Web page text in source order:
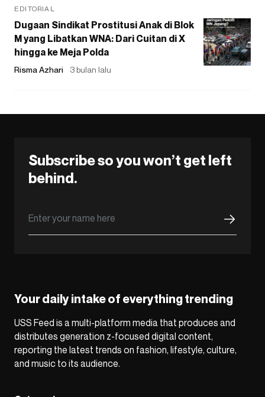
EDITORIAL
Dugaan Sindikat Prostitusi Anak di Blok
M yang Libatkan WNA: Dari Cuitan di X
hingga ke Meja Polda
Risma Azhari 3 bulan lalu
Subscribe so you won’t get left
behind.
Your daily intake of everything trending
USS Feed is a multi-platform media that produces and
distributes generation z-focused digital content,
reporting the latest trends on fashion, lifestyle, culture,
and music to its audience.